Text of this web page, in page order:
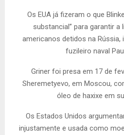
Os EUA já fizeram o que
substancial” para garantir
americanos detidos na Rússia,
fuzileiro naval
Griner foi presa em 17 de
Sheremetyevo, em Moscou,
óleo de haxixe em
Os Estados Unidos
injustamente e usada como